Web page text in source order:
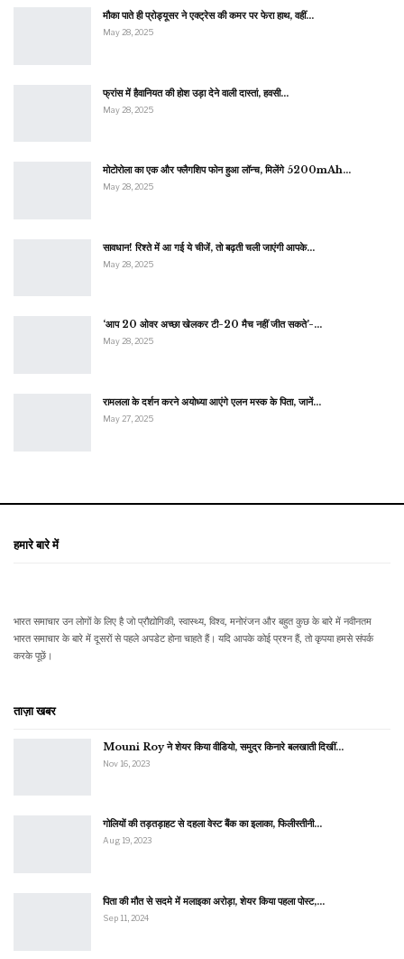
मौका पाते ही प्रोड्यूसर ने एक्ट्रेस की कमर पर फेरा हाथ, वहीं…
May 28, 2025
फ्रांस में हैवानियत की होश उड़ा देने वाली दास्तां, हवसी…
May 28, 2025
मोटोरोला का एक और फ्लैगशिप फोन हुआ लॉन्च, मिलेंगे 5200mAh…
May 28, 2025
सावधान! रिश्ते में आ गई ये चीजें, तो बढ़ती चली जाएंगी आपके…
May 28, 2025
‘आप 20 ओवर अच्छा खेलकर टी-20 मैच नहीं जीत सकते’-…
May 28, 2025
रामलला के दर्शन करने अयोध्या आएंगे एलन मस्क के पिता, जानें…
May 27, 2025
हमारे बारे में
भारत समाचार उन लोगों के लिए है जो प्रौद्योगिकी, स्वास्थ्य, विश्व, मनोरंजन और बहुत कुछ के बारे में नवीनतम
भारत समाचार के बारे में दूसरों से पहले अपडेट होना चाहते हैं। यदि आपके कोई प्रश्न हैं, तो कृपया हमसे संपर्क
करके पूछें।
ताज़ा खबर
Mouni Roy ने शेयर किया वीडियो, समुद्र किनारे बलखाती दिखीं…
Nov 16, 2023
गोलियों की तड़तड़ाहट से दहला वेस्ट बैंक का इलाका, फिलीस्तीनी…
Aug 19, 2023
पिता की मौत से सदमे में मलाइका अरोड़ा, शेयर किया पहला पोस्ट,…
Sep 11, 2024